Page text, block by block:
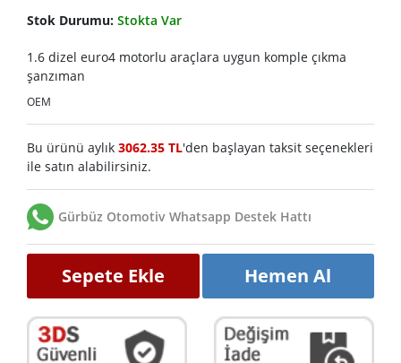
Stok Durumu: Stokta Var
1.6 dizel euro4 motorlu araçlara uygun komple çıkma
şanzıman
OEM
Bu ürünü aylık 3062.35 TL'den başlayan taksit seçenekleri
ile satın alabilirsiniz.
Gürbüz Otomotiv Whatsapp Destek Hattı
Sepete Ekle Hemen Al